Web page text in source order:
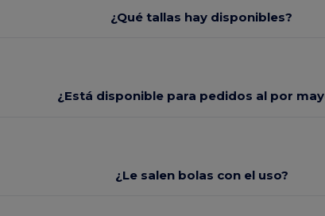
¿Qué tallas hay disponibles?
¿Está disponible para pedidos al por
¿Le salen bolas con el uso?